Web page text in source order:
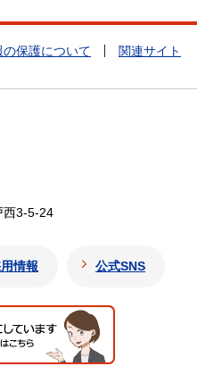
の保護について 関連サイト
西3-5-24
情報 公式SNS